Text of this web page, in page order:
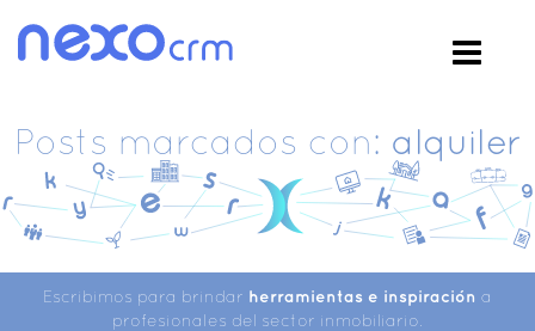
Posts marcados con: alquiler
Escribimos para brindar herramientas e inspiración a
profesionales del sector inmobiliario.